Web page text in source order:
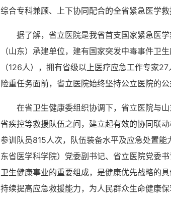
综合专科兼顾、上下协同配合的全省紧急医学救
据了解，省立医院是我省首支国家紧急医
（山东）承建单位，建有国家突发中毒事件卫
（126人），拥有省级以上医疗应急工作专家
险重任务面前，省立医院始终坚持公立医院的公
在省卫生健康委组织协调下，省立医院与
省疾控等救援队伍之间，建立起有效的协同联
参训队员815人次，队伍装备水平及应急处置
东省医学科学院）党委副书记、省立医院党委
卫生健康事业的重要组成，是健康优先战略的
持续提高应急救援能力，为人民群众生命健康保